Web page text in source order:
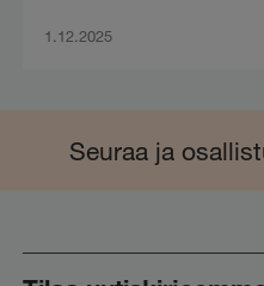
1.12.2025
Seuraa ja